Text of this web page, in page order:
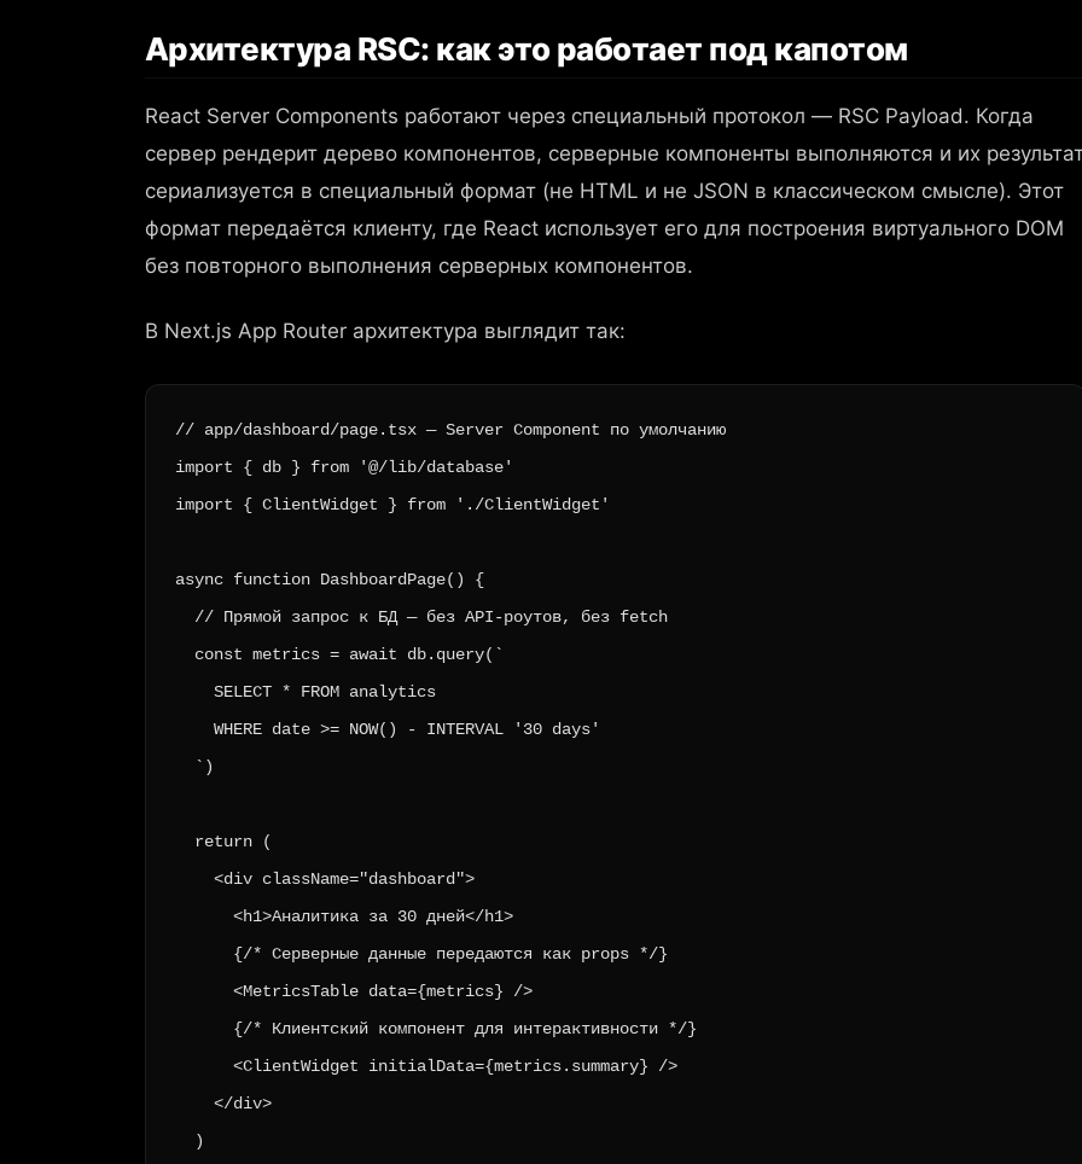
Архитектура RSC: как это работает под капотом
React Server Components работают через специальный протокол — RSC Payload. Когда
сервер рендерит дерево компонентов, серверные компоненты выполняются и их
сериализуется в специальный формат (не HTML и не JSON в классическом смысле). Этот
формат передаётся клиенту, где React использует его для построения виртуального DOM
без повторного выполнения серверных компонентов.
В Next.js App Router архитектура выглядит так:
// app/dashboard/page.tsx — Server Component по умолчанию
import { db } from '@/lib/database'
import { ClientWidget } from './ClientWidget'
async function DashboardPage() {
  // Прямой запрос к БД — без API-роутов, без fetch
  const metrics = await db.query(`
    SELECT * FROM analytics
    WHERE date >= NOW() - INTERVAL '30 days'
  `)
  return (
    <div className="dashboard">
      <h1>Аналитика за 30 дней</h1>
      {/* Серверные данные передаются как props */}
      <MetricsTable data={metrics} />
      {/* Клиентский компонент для интерактивности */}
      <ClientWidget initialData={metrics.summary} />
    </div>
  )